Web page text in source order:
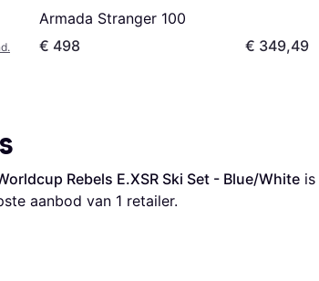
Armada Stranger 100
€ 498
€ 349,49
Rebels E.XSR Ski Set - Blue/White is
aanbod van 1 retailer.